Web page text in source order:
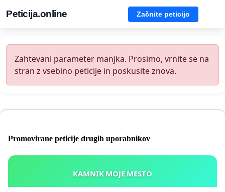
Peticija.online Začnite peticijo
Zahtevani parameter manjka. Prosimo, vrnite se na
stran z vsebino peticije in poskusite znova.
Promovirane peticije drugih uporabnikov
KAMNIK MOJE MESTO